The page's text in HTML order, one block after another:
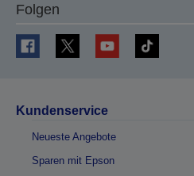
Folgen
Kundenservice
Neueste Angebote
Sparen mit Epson